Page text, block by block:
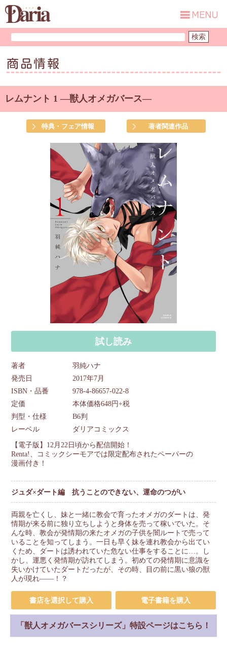
商品情報
レムナント 1 ―獣人オメガバース―
特典・フェア情報 著者関連作品
試し読み
著者
羽純ハナ
発売日
2017年7月
ISBN・品番
978-4-86657-022-8
定価
本体価格648円+税
判型・仕様
B6判
レーベル
ダリアコミックス
【電子版】12月22日頃から配信開始！
Renta!、コミックシーモアでは限定配布されたペーパーの
漫画付き！
ジュダ×ダート編 抗うことのできない、運命のつがい
両親を亡くし、妹と一緒に教会で育ったオメガのダートは、発
情期が来る前に独り立ちしようと身体を売って稼いでいた。そ
んな時、教会が発情期の来たオメガの子供を闇ルートで売って
いることを知ってしまう。一日も早く妹を連れ教会から出てい
くため、ダートは誘われていた危ない仕事をすることに…。し
かし、運悪く発情期が訪れてしまう。初めての発情期に意識を
失いかけていたダートだったが、その時、目の前に黒い狼の獣
人が現れ――！？
書店を選択して購入 電子書籍を購入
「獣人オメガバースシリーズ」特設ページはこちら！